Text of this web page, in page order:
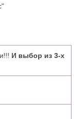
И выбор из 3-х